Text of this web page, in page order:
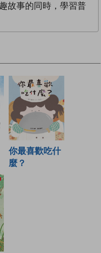
故事的同時，學習普
你最喜歡吃什
麼？